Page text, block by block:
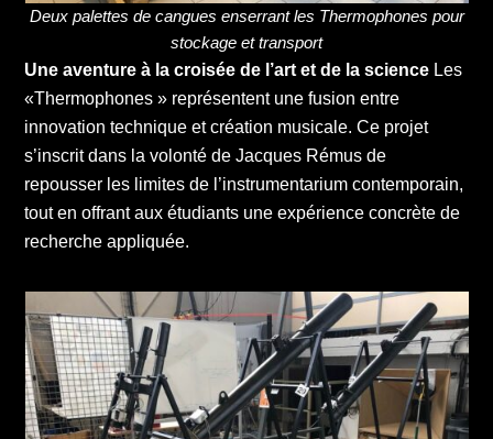
Deux palettes de cangues enserrant les Thermophones pour
stockage et transport
Une aventure à la croisée de l’art et de la science Les
«Thermophones » représentent une fusion entre
innovation technique et création musicale. Ce projet
s’inscrit dans la volonté de Jacques Rémus de
repousser les limites de l’instrumentarium contemporain,
tout en offrant aux étudiants une expérience concrète de
recherche appliquée.